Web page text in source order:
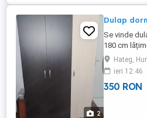
2
Dulap
Se vinde
180 cm
pe crem cu
bara pt
soare nu e
nu trimit prin
Hateg,
ieri 12:46
350 RON